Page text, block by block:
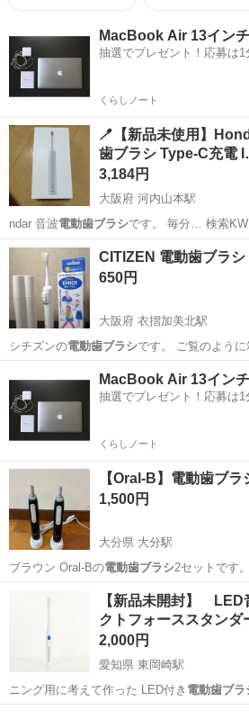
MacBook Air 13イン
抽選でプレゼント！応募は1
くらしノート
🪥【新品未使用】
歯ブラシ Type-C充電
3,184円
大阪府 河内山本駅
ndar 音波電動歯ブラシ です。 毎分… 検索
ブラシ…
大阪 八尾市 河内山本駅 生活家電
CITIZEN 電動歯ブラ
650円
大阪府 衣摺加美北駅
シチズンの電動歯ブラシ です。 ご覧のよ
ノベ
電動歯ブラシ
MacBook Air 13イン
抽選でプレゼント！応募は1
くらしノート
【Oral-B】電動歯ブ
1,500円
大分県 大分駅
ブラウン Oral-Bの電動歯ブラシ
大分駅 生活家電
【新品未開封】
クトフォーススタン
2,000円
愛知県 東岡崎駅
ニング用に考えて作った LED付き 電動歯ブラ
めての方 …